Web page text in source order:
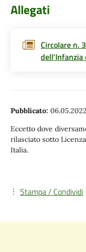
Allegati
Circolare n.
dell'Infanzia
Pubblicato: 06.05.2022
Eccetto dove
rilasciato sotto
Italia.
Stampa / Condividi